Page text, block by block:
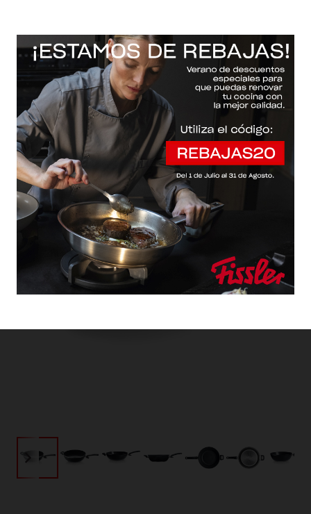
Inicio / Fissler Web / Sartenes
Ceratal® comfort evo black